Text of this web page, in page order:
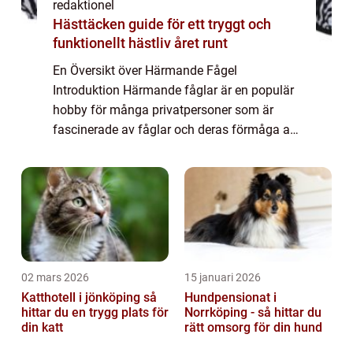
redaktionel
Hästtäcken guide för ett tryggt och
funktionellt hästliv året runt
En Översikt över Härmande Fågel
Introduktion Härmande fåglar är en populär
hobby för många privatpersoner som är
fascinerade av fåglar och deras förmåga att
grundlig översikt över vad härmande fågel
är, olika ty...
02 mars 2026
Katthotell i jönköping så
hittar du en trygg plats för
din katt
15 januari 2026
Hundpensionat i
Norrköping - så hittar du
rätt omsorg för din hund